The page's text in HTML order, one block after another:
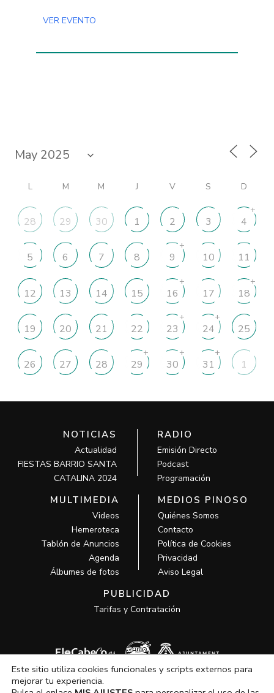
VER EVENTO
L M M J V S D
28 29 30 1 2 3 4
+
5 6 7 8 9
+
10 11
12 13 14 15 16
+
17 18
+
19 20 21 22 23
+
24
+
25
26 27 28 29
+
30
+
31
+
1
NOTICIAS
Actualidad
FIESTAS BARRIO SANTA
CATALINA 2024
RADIO
Emisión Directo
Podcast
Programación
MULTIMEDIA
Videos
Hemeroteca
Tablón de Anuncios
Agenda
Álbumes de fotos
MEDIOS PINOSO
Quiénes Somos
Contacto
Política de Cookies
Privacidad
Aviso Legal
PUBLICIDAD
Tarifas y Contratación
Este sitio utiliza cookies funcionales y scripts externos para
mejorar tu experiencia.